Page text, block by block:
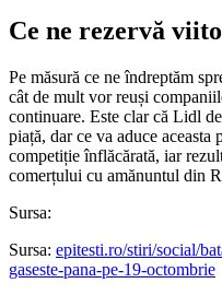
Ce ne rezervă
Pe măsură ce ne îndreptăm
cât de mult vor reuși
continuare. Este clar că Lidl
piață, dar ce va aduce
competiție înflăcărată, iar
comerțului cu amănuntul din
Sursa:
Sursa: epitesti.ro/stiri/social/
gaseste-pana-pe-19-octombrie